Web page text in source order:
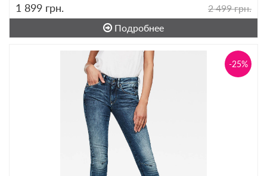
1 899 грн.
2 499 грн.
Подробнее
-25%